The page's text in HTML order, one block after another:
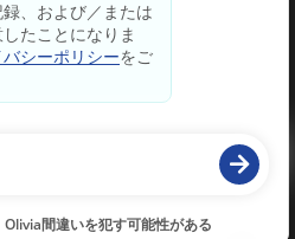
されます。マリオットの独自情報
paradox.ai